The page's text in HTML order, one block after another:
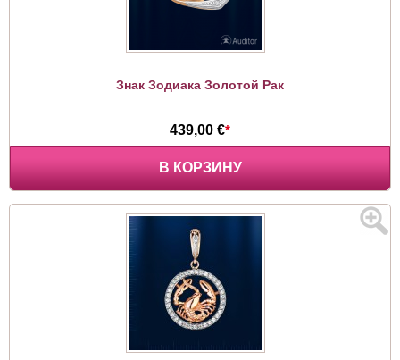
Знак Зодиака Золотой Рак
439,00 €*
В КОРЗИНУ